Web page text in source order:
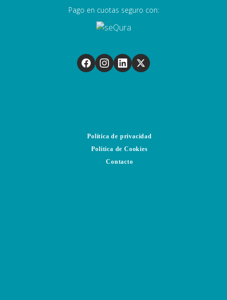
Pago en cuotas seguro con:
Política de privacidad
Política de Cookies
Contacto